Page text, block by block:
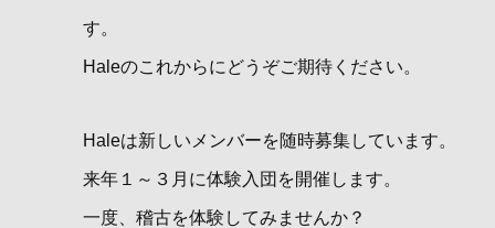
す。
Haleのこれからにどうぞご期待ください。
Haleは新しいメンバーを随時募集しています。
来年１～３月に体験入団を開催します。
一度、稽古を体験してみませんか？